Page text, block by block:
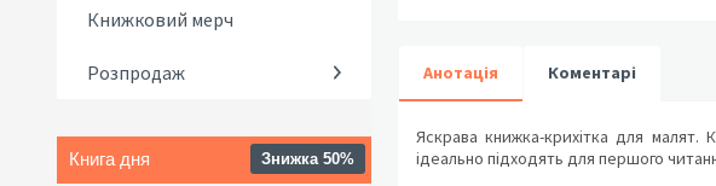
Книжковий мерч
Розпродаж
Книга дня Знижка 50%
Анотація Коментарі
Яскрава книжка-крихітка для малят.
ідеально підходять для першого